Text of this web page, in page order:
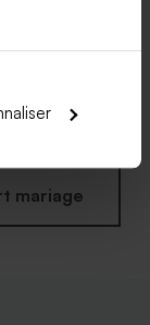
mariage